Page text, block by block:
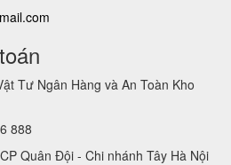
Tư Ngân Hàng và An Toàn Kho
888
Quân Đội - Chi nhánh Tây Hà Nội